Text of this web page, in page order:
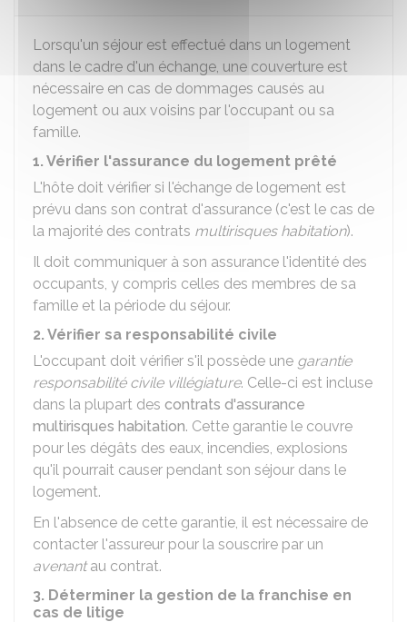
Lorsqu'un séjour est effectué dans un logement
dans le cadre d'un échange, une couverture est
nécessaire en cas de dommages causés au
logement ou aux voisins par l'occupant ou sa
famille.
1. Vérifier l'assurance du logement prêté
L'hôte doit vérifier si l'échange de logement est
prévu dans son contrat d'assurance (c'est le cas de
la majorité des contrats multirisques habitation).
Il doit communiquer à son assurance l'identité des
occupants, y compris celles des membres de sa
famille et la période du séjour.
2. Vérifier sa responsabilité civile
L'occupant doit vérifier s'il possède une garantie
responsabilité civile villégiature. Celle-ci est incluse
dans la plupart des contrats d'assurance
multirisques habitation. Cette garantie le couvre
pour les dégâts des eaux, incendies, explosions
qu'il pourrait causer pendant son séjour dans le
logement.
En l'absence de cette garantie, il est nécessaire de
contacter l'assureur pour la souscrire par un
avenantau contrat.
3. Déterminer la gestion de la franchise en
cas de litige